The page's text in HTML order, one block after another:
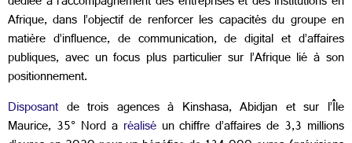
Afrique, dans l’objectif de renforcer les capacités du groupe en
matière d’influence, de communication, de digital et d’affaires
publiques, avec un focus plus particulier sur l’Afrique lié à son
positionnement.
Disposant de trois agences à Kinshasa, Abidjan et sur l’Île
Maurice, 35° Nord a réaliséun chiffre d’affaires de 3,3 millions